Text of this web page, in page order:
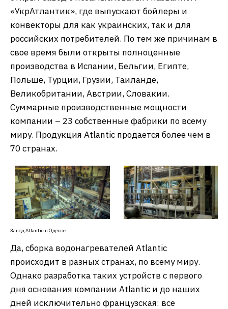
«УкрАтлантик», где выпускают бойлеры и
конвекторы для как украинских, так и для
российских потребителей. По тем же причинам в
свое время были открыты полноценные
производства в Испании, Бельгии, Египте,
Польше, Турции, Грузии, Таиланде,
Великобритании, Австрии, Словакии.
Суммарные производственные мощности
компании – 23 собственные фабрики по всему
миру. Продукция Atlantic продается более чем в
70 странах.
Завод Atlantic в Одессе.
Да, сборка водонагревателей Atlantic
происходит в разных странах, по всему миру.
Однако разработка таких устройств с первого
дня основания компании Atlantic и до наших
дней исключительно французская: все